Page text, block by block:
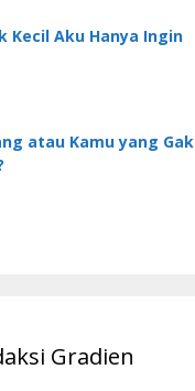
Kecil Aku Hanya Ingin
atau Kamu yang Gak
Gradien